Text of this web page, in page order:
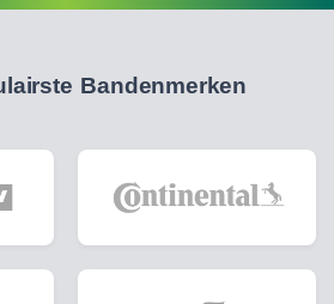
Bandenmerken